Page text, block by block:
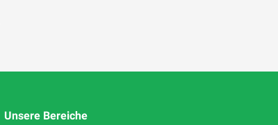
Unsere Bereiche